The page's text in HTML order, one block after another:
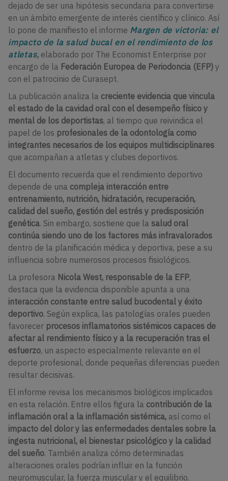
dejado de ser una hipótesis secundaria para convertirse
en un ámbito emergente de interés científico y clínico. Así
lo pone de manifiesto el informe Margen de victoria: el
impacto de la salud bucal en el rendimiento de los
atletas,elaborado por The Economist Enterprise por
encargo de la Federación Europea de Periodoncia (EFP) y
con el patrocinio de Curasept.
La publicación analiza la creciente evidencia que vincula
el estado de la cavidad oral con el desempeño físico y
mental de los deportistas, al tiempo que reivindica el
papel de los profesionales de la odontología como
integrantes necesarios de los equipos multidisciplinares
que acompañan a atletas y clubes deportivos.
El documento recuerda que el rendimiento deportivo
depende de una compleja interacción entre
entrenamiento, nutrición, hidratación, recuperación,
calidad del sueño, gestión del estrés y predisposición
genética. Sin embargo, sostiene que la salud oral
continúa siendo uno de los factores más infravalorados
dentro de la planificación médica y deportiva, pese a su
influencia sobre numerosos procesos fisiológicos.
La profesora Nicola West, responsable de la EFP,
destaca que la evidencia disponible apunta a una
interacción constante entre salud bucodental y éxito
deportivo. Según explica, las patologías orales pueden
favorecer procesos inflamatorios sistémicos capaces de
afectar al rendimiento físico y a la recuperación tras el
esfuerzo, un aspecto especialmente relevante en el
deporte profesional, donde pequeñas diferencias pueden
resultar decisivas.
El informe revisa los mecanismos biológicos implicados
en esta relación. Entre ellos figura la contribución de la
inflamación oral a la inflamación sistémica, así como el
impacto del dolor y las enfermedades dentales sobre la
ingesta nutricional, el bienestar psicológico y la calidad
del sueño. También analiza cómo determinadas
alteraciones orales podrían influir en la función
neuromuscular, la fuerza muscular y el equilibrio.